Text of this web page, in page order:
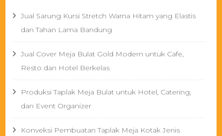
Jual Sarung Kursi Stretch Warna Hitam yang Elastis
dan Tahan Lama Bandung
Jual Cover Meja Bulat Gold Modern untuk Cafe,
Resto dan Hotel Berkelas
Produksi Taplak Meja Bulat untuk Hotel, Catering,
dan Event Organizer
Konveksi Pembuatan Taplak Meja Kotak Jenis